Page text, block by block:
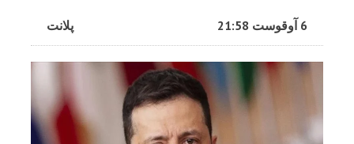
پلانت 6 آوقوست 21:58